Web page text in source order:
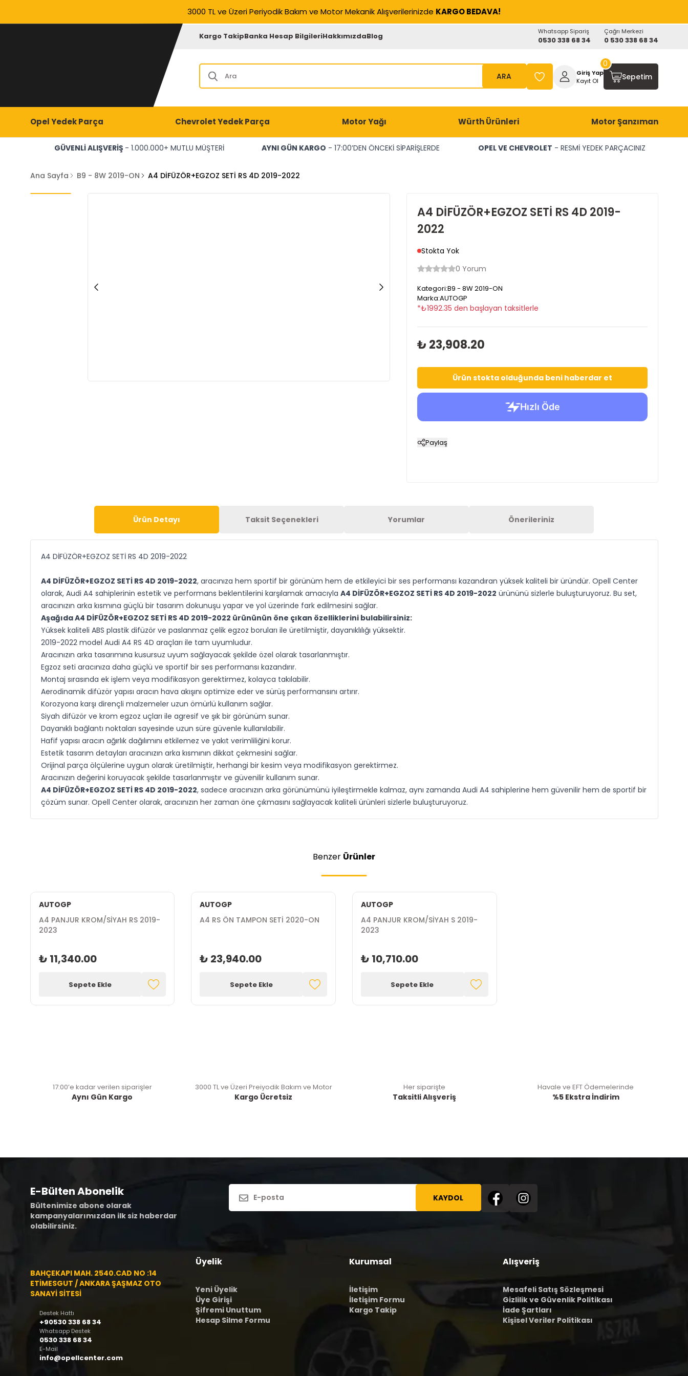
3000 TL ve Üzeri Periyodik Bakım ve Motor Mekanik Alışverilerinizde KARGO BEDAVA!
Kargo TakipBanka Hesap BilgileriHakkımızdaBlog Whatsapp Sipariş
0530 338 68 34
Çağrı Merkezi
0 530 338 68 34
ARA
Giriş Yap
Kayıt Ol
Sepetim
0
Opel Yedek Parça Chevrolet Yedek Parça Motor Yağı Würth Ürünleri Motor Şanzıman
GÜVENLİ ALIŞVERİŞ - 1.000.000+ MUTLU MÜŞTERİ AYNI GÜN KARGO - 17:00’DEN ÖNCEKİ SİPARİŞLERDE OPEL VE CHEVROLET - RESMİ YEDEK PARÇACINIZ
Ana Sayfa B9 - 8W 2019-ON A4 DİFÜZÖR+EGZOZ SETİ RS 4D 2019-2022
A4 DİFÜZÖR+EGZOZ SETİ RS 4D 2019-
2022
Stokta Yok
0 Yorum
Kategori:B9 - 8W 2019-ON
Marka:AUTOGP
*₺1992.35 den başlayan taksitlerle
₺ 23,908.20
Ürün stokta olduğunda beni haberdar et
Paylaş
Ürün Detayı Taksit Seçenekleri Yorumlar Önerileriniz
A4 DİFÜZÖR+EGZOZ SETİ RS 4D 2019-2022
A4 DİFÜZÖR+EGZOZ SETİ RS 4D 2019-2022, aracınıza hem sportif bir görünüm hem de etkileyici bir ses performansı kazandıran yüksek kaliteli bir üründür. Opell Center
olarak, Audi A4 sahiplerinin estetik ve performans beklentilerini karşılamak amacıyla A4 DİFÜZÖR+EGZOZ SETİ RS 4D 2019-2022 ürününü sizlerle buluşturuyoruz. Bu set,
aracınızın arka kısmına güçlü bir tasarım dokunuşu yapar ve yol üzerinde fark edilmesini sağlar.
AşağıdaA4 DİFÜZÖR+EGZOZ SETİ RS 4D 2019-2022 ürününün öne çıkan özelliklerini bulabilirsiniz:
Yüksek kaliteli ABS plastik difüzör ve paslanmaz çelik egzoz boruları ile üretilmiştir, dayanıklılığı yüksektir.
2019-2022 model Audi A4 RS 4D araçları ile tam uyumludur.
Aracınızın arka tasarımına kusursuz uyum sağlayacak şekilde özel olarak tasarlanmıştır.
Egzoz seti aracınıza daha güçlü ve sportif bir ses performansı kazandırır.
Montaj sırasında ek işlem veya modifikasyon gerektirmez, kolayca takılabilir.
Aerodinamik difüzör yapısı aracın hava akışını optimize eder ve sürüş performansını artırır.
Korozyona karşı dirençli malzemeler uzun ömürlü kullanım sağlar.
Siyah difüzör ve krom egzoz uçları ile agresif ve şık bir görünüm sunar.
Dayanıklı bağlantı noktaları sayesinde uzun süre güvenle kullanılabilir.
Hafif yapısı aracın ağırlık dağılımını etkilemez ve yakıt verimliliğini korur.
Estetik tasarım detayları aracınızın arka kısmının dikkat çekmesini sağlar.
Orijinal parça ölçülerine uygun olarak üretilmiştir, herhangi bir kesim veya modifikasyon gerektirmez.
Aracınızın değerini koruyacak şekilde tasarlanmıştır ve güvenilir kullanım sunar.
A4 DİFÜZÖR+EGZOZ SETİ RS 4D 2019-2022, sadece aracınızın arka görünümünü iyileştirmekle kalmaz, aynı zamanda Audi A4 sahiplerine hem güvenilir hem de sportif bir
çözüm sunar. Opell Center olarak, aracınızın her zaman öne çıkmasını sağlayacak kaliteli ürünleri sizlerle buluşturuyoruz.
Benzer Ürünler
AUTOGP
A4 PANJUR KROM/SİYAH RS 2019-
2023
₺ 11,340.00
Sepete Ekle
AUTOGP
A4 RS ÖN TAMPON SETİ 2020-ON
₺ 23,940.00
Sepete Ekle
AUTOGP
A4 PANJUR KROM/SİYAH S 2019-
2023
₺ 10,710.00
Sepete Ekle
17:00’e kadar verilen siparişler
Aynı Gün Kargo
3000 TL ve Üzeri Preiyodik Bakım ve Motor
Kargo Ücretsiz
Her siparişte
Taksitli Alışveriş
Havale ve EFT Ödemelerinde
%5 Ekstra İndirim
E-Bülten Abonelik
Bültenimize abone olarak
kampanyalarımızdan ilk siz haberdar
olabilirsiniz.
KAYDOL
BAHÇEKAPI MAH. 2540.CAD NO :14
ETİMESGUT / ANKARA ŞAŞMAZ OTO
SANAYİ SİTESİ
Destek Hattı
+90530 338 68 34
Whatsapp Destek
0530 338 68 34
E-Mail
info@opellcenter.com
Üyelik
Yeni Üyelik
Üye Girişi
Şifremi Unuttum
Hesap Silme Formu
Kurumsal
İletişim
İletişim Formu
Kargo Takip
Alışveriş
Mesafeli Satış Sözleşmesi
Gizlilik ve Güvenlik Politikası
İade Şartları
Kişisel Veriler Politikası